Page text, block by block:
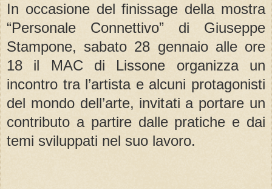
In occasione del finissage della mostra
“Personale Connettivo” di Giuseppe
Stampone, sabato 28 gennaio alle ore
18 il MAC di Lissone organizza un
incontro tra l’artista e alcuni protagonisti
del mondo dell’arte, invitati a portare un
contributo a partire dalle pratiche e dai
temi sviluppati nel suo lavoro.